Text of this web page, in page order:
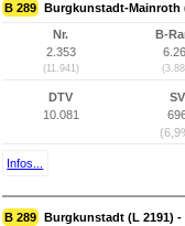
B 289 Burgkunstadt-Mainroth
Nr.
2.353
(11.941)
B-
DTV
10.081
SV
Infos...
B 289 Burgkunstadt (L 2191)